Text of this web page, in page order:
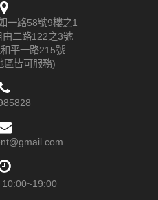
一路58號9樓之1
由二路122之3號
平一路215號
區皆可服務)